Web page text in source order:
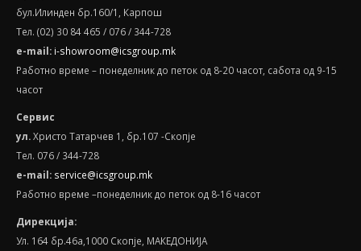
бул.Илинден бр.160/1, Карпош
Тел. (02) 30 84 465 / 076 / 344-728
e-mail: i-showroom@icsgroup.mk
Работно време – понеделник до петок од 8-20 часот, сабота oд 9-15
часот
Сервис
ул.Христо Татарчев 1, бр.107 -Скопје
Тел. 076 / 344-728
e-mail: service@icsgroup.mk
Работно време –понеделник до петок од 8-16 часот
Дирекција:
Ул. 164 бр.46а,1000 Скопје, МАКЕДОНИЈА